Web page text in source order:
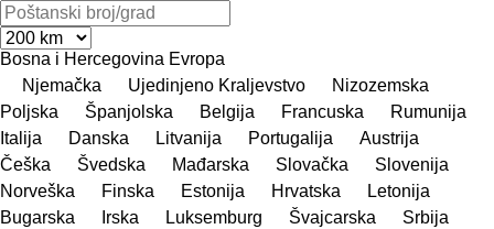
Bosna i Hercegovina Evropa
Njemačka
Ujedinjeno Kraljevstvo
Nizozemska
Poljska
Španjolska Belgija Francuska
Rumunija
Italija
Danska Litvanija Portugalija
Austrija
Češka
Švedska Mađarska Slovačka
Slovenija
Norveška
Finska Estonija Hrvatska
Letonija
Bugarska
Irska Luksemburg Švајcarska
Srbija